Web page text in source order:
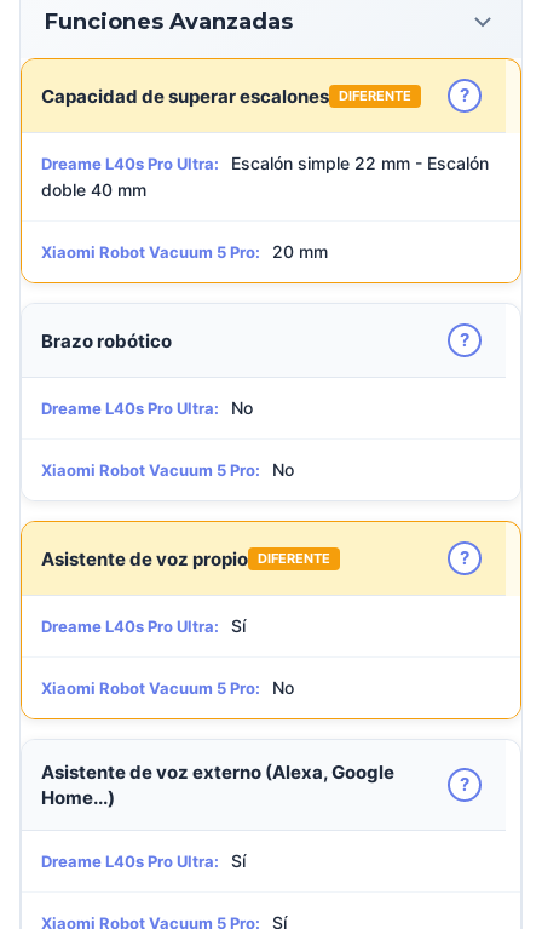
Funciones Avanzadas
Capacidad de superar escalones DIFERENTE ?
Dreame L40s Pro Ultra:
Escalón simple 22 mm - Escalón
doble 40 mm
Xiaomi Robot Vacuum 5 Pro: 20 mm
Brazo robótico ?
Dreame L40s Pro Ultra: No
Xiaomi Robot Vacuum 5 Pro: No
Asistente de voz propio DIFERENTE ?
Dreame L40s Pro Ultra: Sí
Xiaomi Robot Vacuum 5 Pro: No
Asistente de voz externo (Alexa, Google
Home...)
?
Dreame L40s Pro Ultra: Sí
Xiaomi Robot Vacuum 5 Pro: Sí